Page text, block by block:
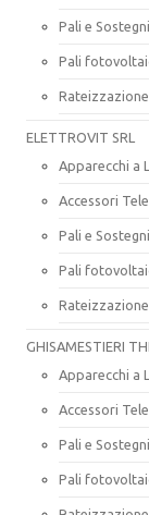
Pali e Sostegni
Pali
ELETTROVIT SRL
Apparecchi a
Accessori
Pali e Sostegni
Pali
GHISAMESTIERI
Apparecchi a
Accessori
Pali e Sostegni
Pali